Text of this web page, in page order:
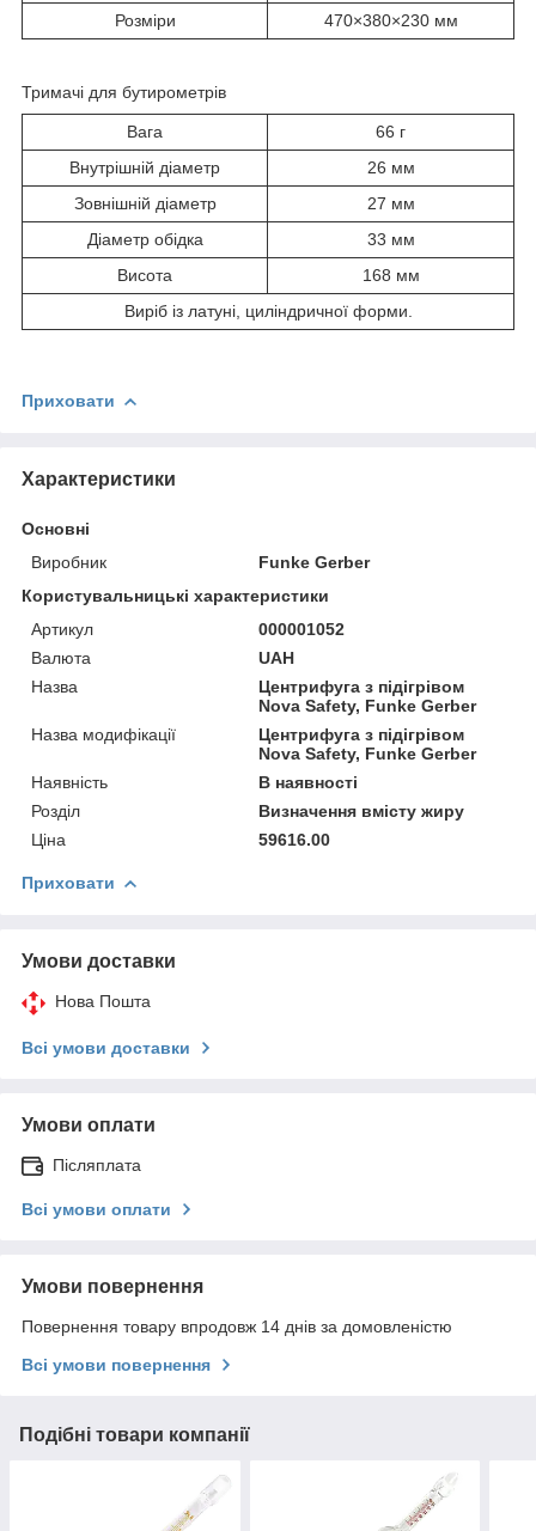
Розміри
470×380×230 мм
Тримачі для бутирометрів
Вага
66 г
Внутрішній діаметр
26 мм
Зовнішній діаметр
27 мм
Діаметр обідка
33 мм
Висота
168 мм
Виріб із латуні, циліндричної форми.
Приховати
Характеристики
Основні
Виробник
Funke Gerber
Користувальницькі характеристики
Артикул
000001052
Валюта
UAH
Назва
Центрифуга з підігрівом
Nova Safety, Funke Gerber
Назва модифікації
Центрифуга з підігрівом
Nova Safety, Funke Gerber
Наявність
В наявності
Розділ
Визначення вмісту жиру
Ціна
59616.00
Приховати
Умови доставки
Нова Пошта
Всі умови доставки
Умови оплати
Післяплата
Всі умови оплати
Умови повернення
Повернення товару впродовж 14 днів за домовленістю
Всі умови повернення
Подібні товари компанії